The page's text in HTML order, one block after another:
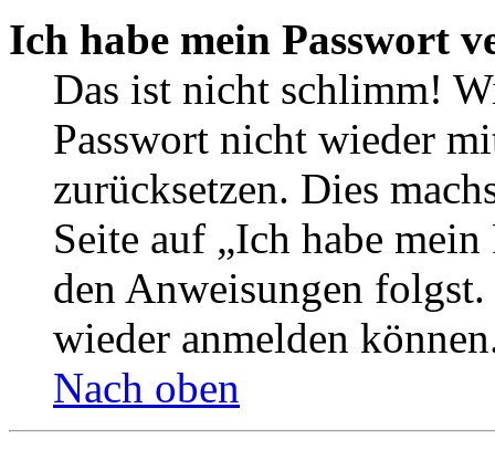
Ich habe mein Passwort
Das ist nicht schlimm!
Passwort nicht wieder
zurücksetzen. Dies
Seite auf „Ich habe
den Anweisungen
wieder anmelden
Nach oben